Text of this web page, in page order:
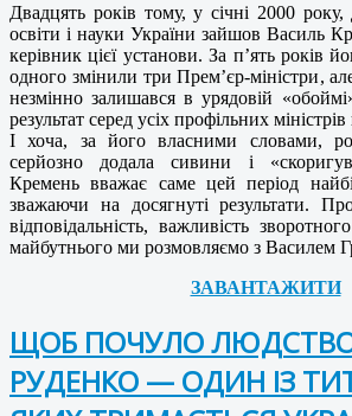
Двадцять років тому, у січні 2000 року,
освіти і науки України зайшов Василь
керівник цієї установи. За п’ять років
одного змінили три Прем’єр-міністри,
незмінно залишався в урядовій
результат серед усіх профільних
І хоча, за його власними словами,
серйозно додала сивини і
Кремень вважає саме цей період
зважаючи на досягнуті результати.
відповідальність, важливість
майбутнього ми розмовляємо з Василем
ЗАВАНТАЖИТИ
ЩОБ ПОЧУЛО
РУДЕНКО — ОДИН ІЗ